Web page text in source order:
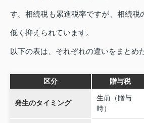
す。相続税も累進税率ですが、相続税
低く抑えられています。
以下の表は、それぞれの違いをまとめ
区分 贈与税
発生のタイミング
生前（贈与
時）